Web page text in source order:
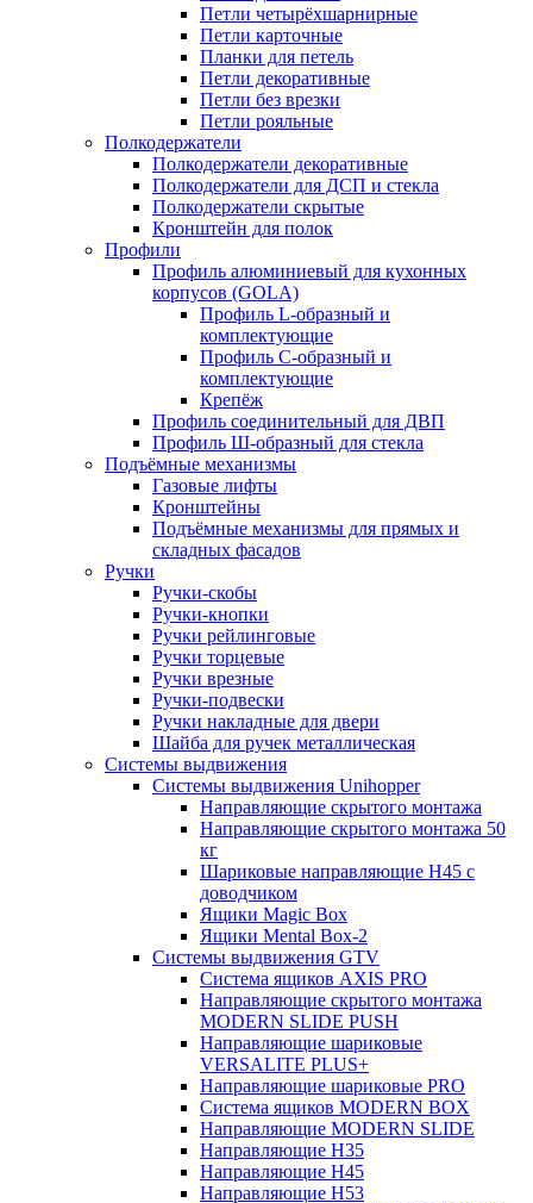
Петли четырёхшарнирные
Петли карточные
Планки для петель
Петли декоративные
Петли без врезки
Петли рояльные
Полкодержатели
Полкодержатели декоративные
Полкодержатели для ДСП и стекла
Полкодержатели скрытые
Кронштейн для полок
Профили
Профиль алюминиевый для кухонных
корпусов (GOLA)
Профиль L-образный и
комплектующие
Профиль C-образный и
комплектующие
Крепёж
Профиль соединительный для ДВП
Профиль Ш-образный для стекла
Подъёмные механизмы
Газовые лифты
Кронштейны
Подъёмные механизмы для прямых и
складных фасадов
Ручки
Ручки-скобы
Ручки-кнопки
Ручки рейлинговые
Ручки торцевые
Ручки врезные
Ручки-подвески
Ручки накладные для двери
Шайба для ручек металлическая
Системы выдвижения
Системы выдвижения Unihopper
Направляющие скрытого монтажа
Направляющие скрытого монтажа 50
кг
Шариковые направляющие H45 с
доводчиком
Ящики Magic Box
Ящики Mental Box-2
Системы выдвижения GTV
Система ящиков AXIS PRO
Направляющие скрытого монтажа
MODERN SLIDE PUSH
Направляющие шариковые
VERSALITE PLUS+
Направляющие шариковые PRO
Система ящиков MODERN BOX
Направляющие MODERN SLIDE
Направляющие H35
Направляющие H45
Направляющие H53